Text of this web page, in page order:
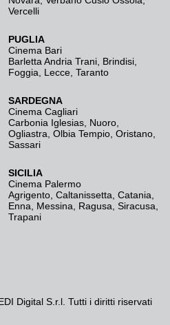
Vercelli
PUGLIA
Cinema Bari
Barletta Andria Trani Brindisi
Foggia
Lecce Taranto
SARDEGNA
Cinema Cagliari
Carbonia Iglesias Nuoro
Ogliastra Olbia Tempio Oristano
Sassari
SICILIA
Cinema Palermo
Agrigento Caltanissetta Catania
Enna
Messina Ragusa Siracusa
Trapani
Digital S.r.l. Tutti i diritti riservati